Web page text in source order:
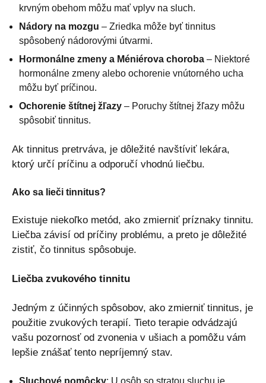
krvným obehom môžu mať vplyv na sluch.
Nádory na mozgu – Zriedka môže byť tinnitus
spôsobený nádorovými útvarmi.
Hormonálne zmeny a Méniérova choroba – Niektoré
hormonálne zmeny alebo ochorenie vnútorného ucha
môžu byť príčinou.
Ochorenie štítnej žľazy – Poruchy štítnej žľazy môžu
spôsobiť tinnitus.
Ak tinnitus pretrváva, je dôležité navštíviť lekára,
ktorý určí príčinu a odporučí vhodnú liečbu.
Ako sa lieči tinnitus?
Existuje niekoľko metód, ako zmierniť príznaky tinnitu.
Liečba závisí od príčiny problému, a preto je dôležité
zistiť, čo tinnitus spôsobuje.
Liečba zvukového tinnitu
Jedným z účinných spôsobov, ako zmierniť tinnitus, je
použitie zvukových terapií. Tieto terapie odvádzajú
vašu pozornosť od zvonenia v ušiach a pomôžu vám
lepšie znášať tento nepríjemný stav.